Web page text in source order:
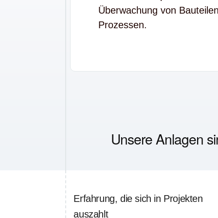
Überwachung von
Prozessen.
Unsere Anlagen
Erfahrung, die sich in Projekten
auszahlt